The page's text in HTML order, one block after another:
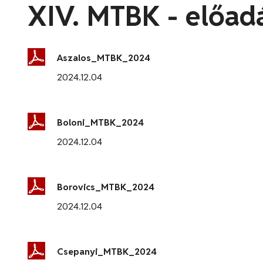
XIV. MTBK -
Aszalos_MTBK_2024
2024.12.04
Boloni_MTBK_2024
2024.12.04
Borovics_MTBK_2024
2024.12.04
Csepanyi_MTBK_2024